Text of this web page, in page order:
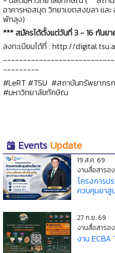
อาคารหอสมุด วิทยาเขตสงขลา และ
พัทลุง)
*** สมัครได้ตั้งแต่วันที่ 3 - 16 กันยา
ลงทะเบียนได้ที่ : http://
---------
#LeRT #TSU #สถาบันทรัพยากรก
#มหาวิทยาลัยทักษิณ
Events Update
19 ส.ค. 69
งานสื่อสารอ
โครงการป
ควบคุมยาสู
27 ก.ย. 69
งานสื่อสารอ
งาน ECBA